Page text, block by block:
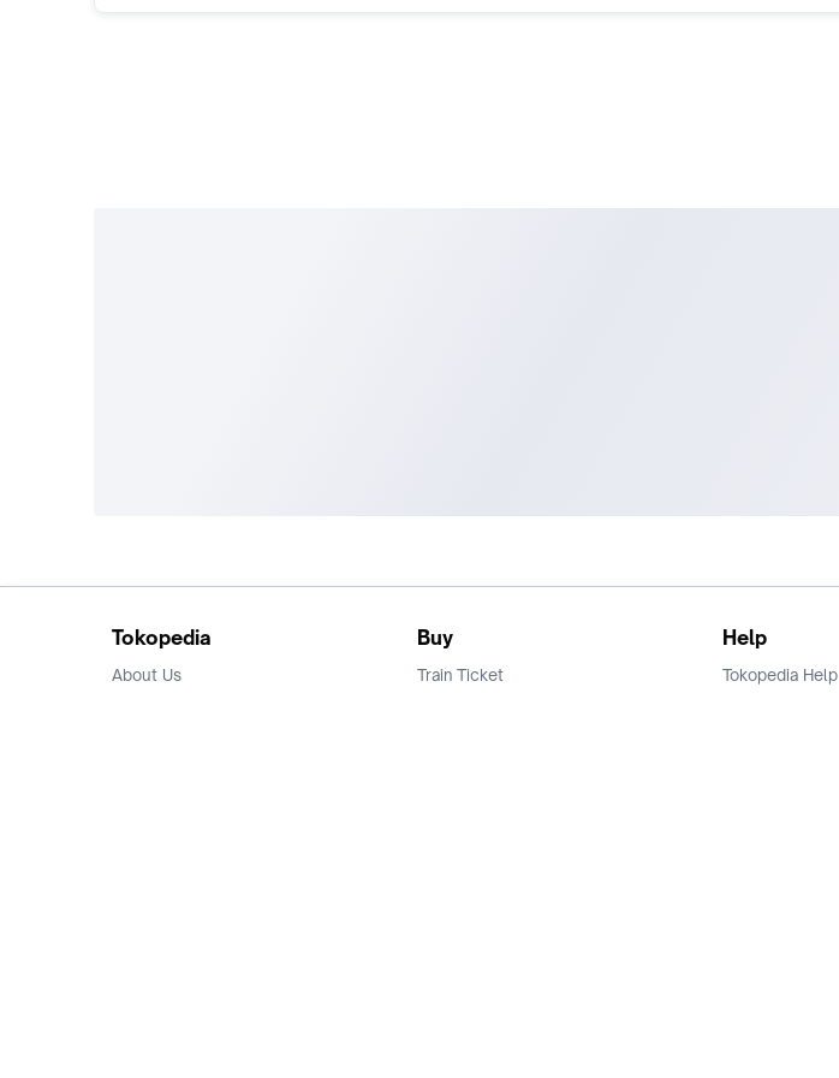
Tokopedia
About Us
Buy
Train Ticket
Help
Tokopedia Help